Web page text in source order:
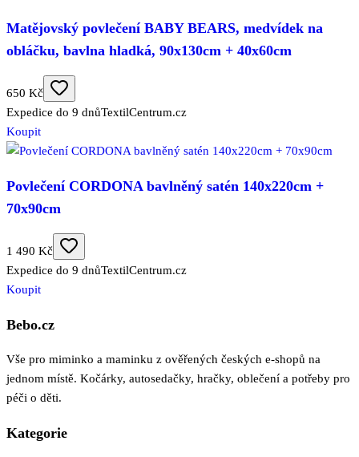
Matějovský povlečení BABY BEARS, medvídek na
obláčku, bavlna hladká, 90x130cm + 40x60cm
650 Kč
Expedice do 9 dnůTextilCentrum.cz
Koupit
Povlečení CORDONA bavlněný satén 140x220cm +
70x90cm
1 490 Kč
Expedice do 9 dnůTextilCentrum.cz
Koupit
Bebo.cz
Vše pro miminko a maminku z ověřených českých e-shopů na
jednom místě. Kočárky, autosedačky, hračky, oblečení a potřeby pro
péči o děti.
Kategorie